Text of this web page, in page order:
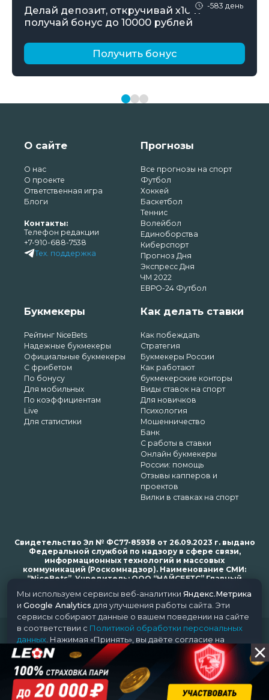
-583 день
Делай депозит, откручивай х10 и
получай бонус до 10000 рублей
Получить бонус
О сайте
О нас
О проекте
Ответственная игра
Блоги
Контакты:
Телефон редакции
+7-910-688-7538
Тех. поддержка
Прогнозы
Все прогнозы на спорт
Футбол
Хоккей
Баскетбол
Теннис
Волейбол
Единоборства
Киберспорт
Прогноз Дня
Экспресс Дня
ЧМ 2022
ЕВРО-24 Футбол
Букмекеры
Рейтинг NiceBets
Надежные букмекеры
Официальные букмекеры
С фрибетом
По бонусу
Для мобильных
По коэффициентам
Live
Для статистики
Как делать ставки
Как побеждать
Стратегия
Букмекеры России
Как работают
букмекерские конторы
Виды ставок на спорт
Для новичков
Психология
Мошенничество
Банк
С работы в ставки
Онлайн букмекеры
России: помощь
Отзывы капперов и
проектов
Вилки в ставках на спорт
Свидетельство Эл № ФС77-85938 от 26.09.2023 г. выдано
Федеральной службой по надзору в сфере связи,
информационных технологий и массовых
коммуникаций (Роскомнадзор). Наименование СМИ:
“NiceBets”. Учредитель: ООО “НАЙСБЕТС” Главный
bets.ru
© 2018-2024 NiceBets. 18+
Мы используем сервисы веб-аналитики Яндекс.Метрика
и Google Analytics для улучшения работы сайта. Эти
сервисы собирают данные о вашем поведении на сайте
в соответствии с Политикой обработки персональных
данных . Нажимая «Принять», вы даёте согласие на
обработку ваших данных этими сервисами.
Принять Отклонить